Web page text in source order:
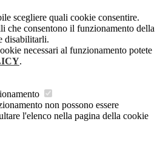
scegliere quali cookie consentire.
che consentono il funzionamento della
disabilitarli.
necessari al funzionamento potete
.
non possono essere
l'elenco nella pagina della cookie